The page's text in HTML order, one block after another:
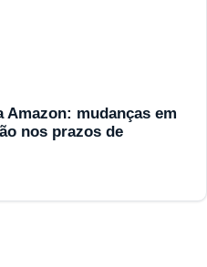
mudanças em
nos prazos de